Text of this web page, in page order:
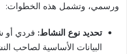
ورسمي، وتشمل هذه الخطوات:
تحديد نوع النشاط: فردي أو
البيانات الأساسية لصاحب